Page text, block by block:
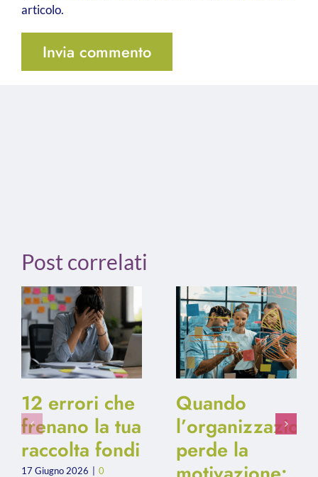
articolo.
Post correlati
12 errori che
frenano la tua
raccolta fondi
17 Giugno 2026 0
Quando
perde la